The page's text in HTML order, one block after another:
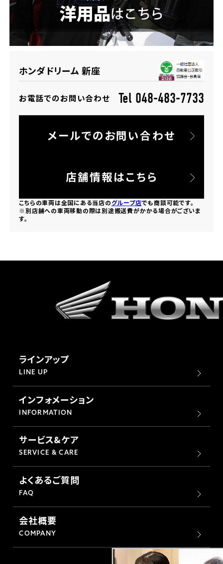
ホンダドリーム 新座
お電話でのお問い合わせ Tel 048-483-7733
メールでのお問い合わせ
店舗情報はこちら
こちらの車両は全国にある当店のグループ店でも商談可能です。
※別店舗への車両移動の際は別途搬送費がかかる場合がございま
す。
ラインアップ
LINE UP
インフォメーション
INFORMATION
サービス&ケア
SERVICE & CARE
よくあるご質問
FAQ
会社概要
COMPANY
ホンダドリーム 蘇我
ホンダドリーム ふかや花園
ホンダドリーム 所沢
ホンダドリーム 奈良